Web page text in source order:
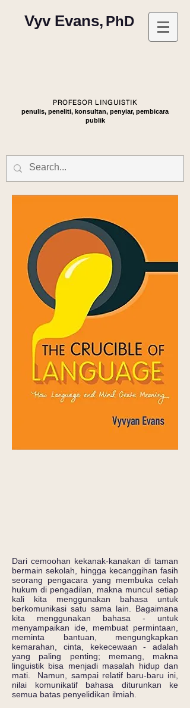
Vyv Evans, PhD
PROFESOR LINGUISTIK
penulis, peneliti, konsultan, penyiar, pembicara
publik
Dari cemoohan kekanak-kanakan di taman
bermain sekolah, hingga kecanggihan fasih
seorang pengacara yang membuka celah
hukum di pengadilan, makna muncul setiap
kali kita menggunakan bahasa untuk
berkomunikasi satu sama lain. Bagaimana
kita menggunakan bahasa - untuk
menyampaikan ide, membuat permintaan,
meminta bantuan, mengungkapkan
kemarahan, cinta, kekecewaan - adalah
yang paling penting; memang, makna
linguistik bisa menjadi masalah hidup dan
mati. Namun, sampai relatif baru-baru ini,
nilai komunikatif bahasa diturunkan ke
semua batas penyelidikan ilmiah.